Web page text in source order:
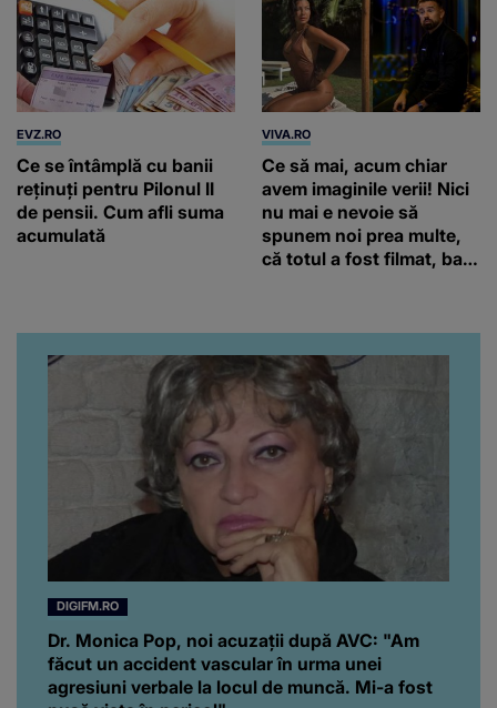
EVZ.RO
Ce se întâmplă cu banii
reținuți pentru Pilonul II
de pensii. Cum afli suma
acumulată
VIVA.RO
Ce să mai, acum chiar
avem imaginile verii! Nici
nu mai e nevoie să
spunem noi prea multe,
că totul a fost filmat, ba
da, frumoasa iubită a lui
Florin Ristei e...
DIGIFM.RO
Dr. Monica Pop, noi acuzații după AVC: "Am
făcut un accident vascular în urma unei
agresiuni verbale la locul de muncă. Mi-a fost